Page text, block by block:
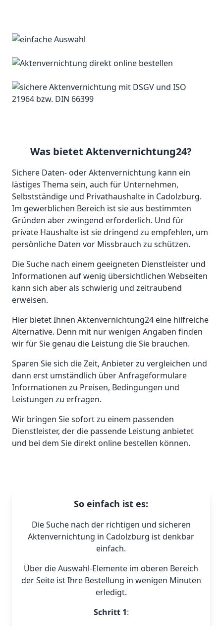
Was bietet Aktenvernichtung24?
Sichere Daten- oder Aktenvernichtung kann ein
lästiges Thema sein, auch für Unternehmen,
Selbstständige und Privathaushalte in Cadolzburg.
Im gewerblichen Bereich ist sie aus bestimmten
Gründen aber zwingend erforderlich. Und für
private Haushalte ist sie dringend zu empfehlen, um
persönliche Daten vor Missbrauch zu schützen.
Die Suche nach einem geeigneten Dienstleister und
Informationen auf wenig übersichtlichen Webseiten
kann sich aber als schwierig und zeitraubend
erweisen.
Hier bietet Ihnen Aktenvernichtung24 eine hilfreiche
Alternative. Denn mit nur wenigen Angaben finden
wir für Sie genau die Leistung die Sie brauchen.
Sparen Sie sich die Zeit, Anbieter zu vergleichen und
dann erst umständlich über Anfrageformulare
Informationen zu Preisen, Bedingungen und
Leistungen zu erfragen.
Wir bringen Sie sofort zu einem passenden
Dienstleister, der die passende Leistung anbietet
und bei dem Sie direkt online bestellen können.
So einfach ist es:
Die Suche nach der richtigen und sicheren
Aktenvernichtung in Cadolzburg ist denkbar
einfach.
Über die Auswahl-Elemente im oberen Bereich
der Seite ist Ihre Bestellung in wenigen Minuten
erledigt.
Schritt 1: